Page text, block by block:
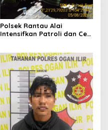
Polsek Rantau Alai
Intensifkan Patroli dan Cek